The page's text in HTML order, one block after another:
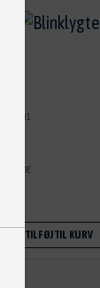
OE
TILFØJ TIL KURV